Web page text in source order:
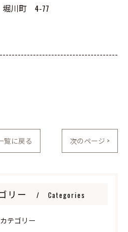
川町 4-77
覧に戻る 次のページ >
リー Categories
テゴリー